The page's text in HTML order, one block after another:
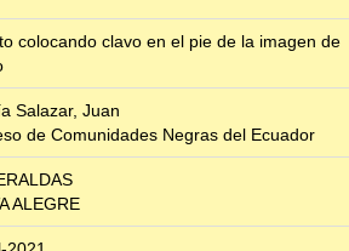
colocando clavo en el pie de la imagen de
Salazar, Juan
de Comunidades Negras del Ecuador
ALEGRE